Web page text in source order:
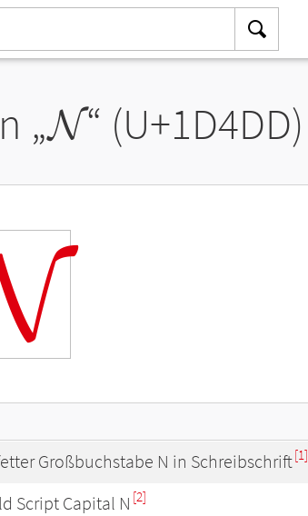
„𝓝“ (U+1D4DD)
Großbuchstabe N in Schreibschrift[1]
Script Capital N [2]